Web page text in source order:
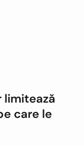
care le